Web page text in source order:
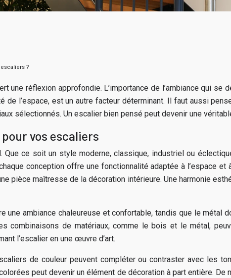
?
une réflexion approfondie. L’importance de l’ambiance qui se
l’espace, est un autre facteur déterminant. Il faut aussi
sélectionnés. Un escalier bien pensé peut devenir une
vos escaliers
ce soit un style moderne, classique, industriel ou
conception offre une fonctionnalité adaptée à l’espace
pièce maîtresse de la décoration intérieure. Une harmonie
une ambiance chaleureuse et confortable, tandis que le métal
combinaisons de matériaux, comme le bois et le métal,
l’escalier en une œuvre d’art.
de couleur peuvent compléter ou contraster avec les
peut devenir un élément de décoration à part entière.